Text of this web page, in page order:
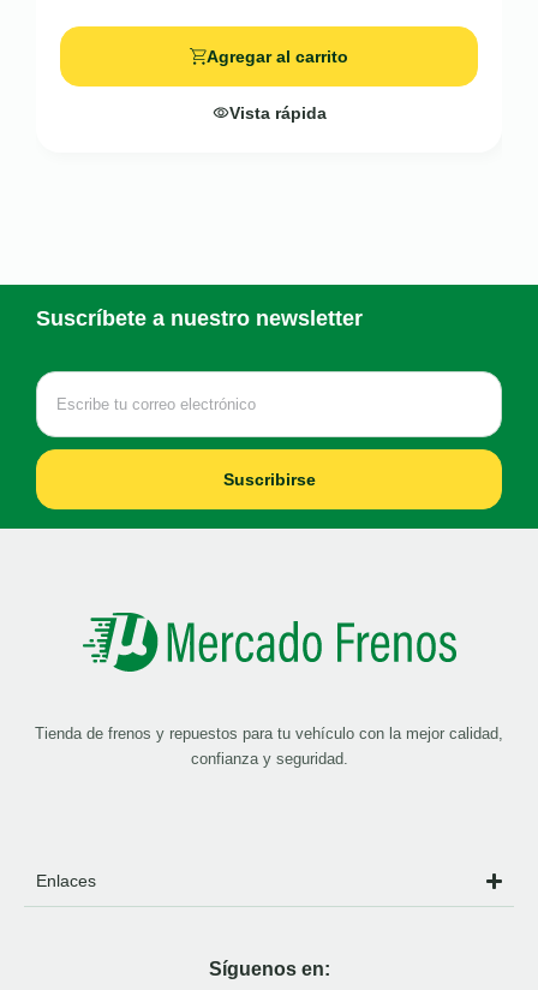
Agregar al carrito
Vista rápida
Suscríbete a nuestro newsletter
Suscribirse
Tienda de frenos y repuestos para tu vehículo con la mejor calidad,
confianza y seguridad.
Enlaces
Síguenos en: